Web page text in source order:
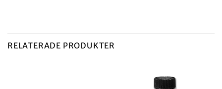
RELATERADE PRODUKTER